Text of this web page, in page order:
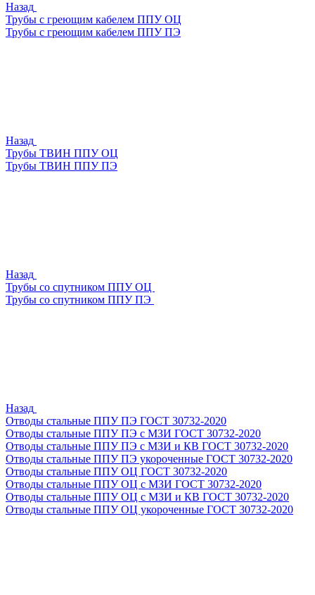
Назад
Трубы с греющим кабелем ППУ ОЦ
Трубы с греющим кабелем ППУ ПЭ
Назад
Трубы ТВИН ППУ ОЦ
Трубы ТВИН ППУ ПЭ
Назад
Трубы со спутником ППУ ОЦ
Трубы со спутником ППУ ПЭ
Назад
Отводы стальные ППУ ПЭ ГОСТ 30732-2020
Отводы стальные ППУ ПЭ с МЗИ ГОСТ 30732-2020
Отводы стальные ППУ ПЭ с МЗИ и КВ ГОСТ 30732-2020
Отводы стальные ППУ ПЭ укороченные ГОСТ 30732-2020
Отводы стальные ППУ ОЦ ГОСТ 30732-2020
Отводы стальные ППУ ОЦ с МЗИ ГОСТ 30732-2020
Отводы стальные ППУ ОЦ с МЗИ и КВ ГОСТ 30732-2020
Отводы стальные ППУ ОЦ укороченные ГОСТ 30732-2020